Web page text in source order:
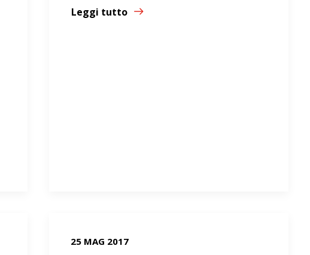
Leggi tutto
25 MAG 2017